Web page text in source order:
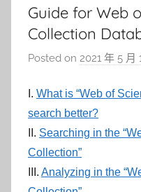
Guide for Web
Collection
Posted on 2021 年 5 月
I. What is “Web of
search better?
II. Searching in the
Collection”
III. Analyzing in the